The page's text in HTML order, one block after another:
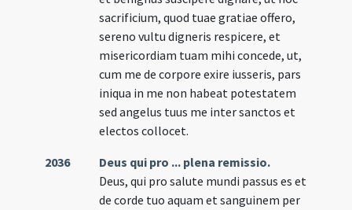
sacrificium, quod tuae gratiae offero,
sereno vultu digneris respicere, et
misericordiam tuam mihi concede, ut,
cum me de corpore exire iusseris, pars
iniqua in me non habeat potestatem
sed angelus tuus me inter sanctos et
electos collocet.
2036
Deus qui pro ... plena remissio.
Deus, qui pro salute mundi passus es et
de corde tuo aquam et sanguinem per